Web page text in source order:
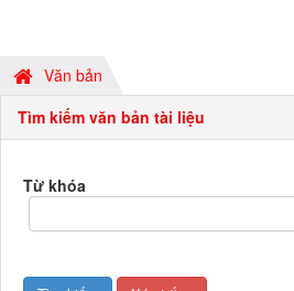
Văn bản
Tìm kiếm văn bản tài liệu
Từ khóa